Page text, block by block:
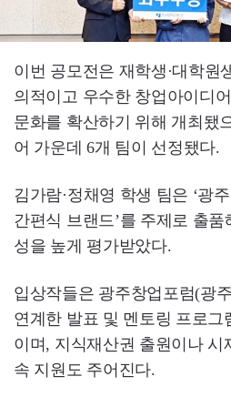
이번 공모전은 재학생·대학원
의적이고 우수한 창업아이디
문화를 확산하기 위해 개최됐
어 가운데 6개 팀이 선정됐다.
김가람·정채영 학생 팀은 ‘광
간편식 브랜드’를 주제로 출
성을 높게 평가받았다.
입상작들은 광주창업포럼(광
연계한 발표 및 멘토링 프로그
이며, 지식재산권 출원이나 시
속 지원도 주어진다.